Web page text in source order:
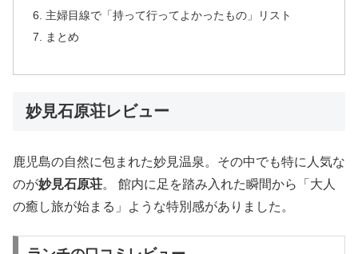
主婦目線で「持って行ってよかったもの」リスト
まとめ
妙見石原荘レビュー
鹿児島の自然に包まれた妙見温泉。その中でも特に人気な
のが妙見石原荘。 館内に足を踏み入れた瞬間から「大人
の癒し旅が始まる」ような特別感がありました。